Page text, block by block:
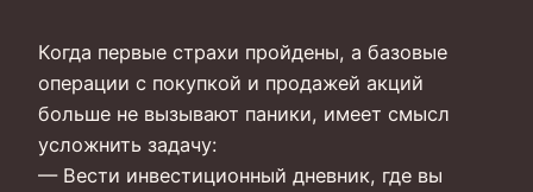
Когда первые страхи пройдены, а базовые
операции с покупкой и продажей акций
больше не вызывают паники, имеет смысл
усложнить задачу:
— Вести инвестиционный дневник, где вы